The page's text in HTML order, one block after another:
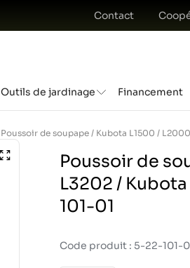
Contact
Outils de jardinage Financement
Poussoir de
L3202 / Kubota
101-01
Code produit : 5-22-101-